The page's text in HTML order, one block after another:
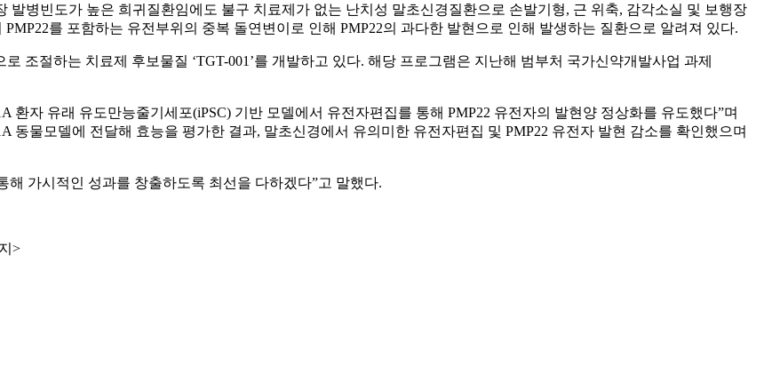
병빈도가 높은 희귀질환임에도 불구 치료제가 없는 난치성 말초신경질환으로 손발기형, 근 위축, 감각소실 및 보행장
를 포함하는 유전부위의 중복 돌연변이로 인해 PMP22의 과다한 발현으로 인해 발생하는 질환으로 알려져 있다.
조절하는 치료제 후보물질 ‘TGT-001’를 개발하고 있다. 해당 프로그램은 지난해 범부처 국가신약개발사업 과제
자 유래 유도만능줄기세포(iPSC) 기반 모델에서 유전자편집를 통해 PMP22 유전자의 발현양 정상화를 유도했다”며
동물모델에 전달해 효능을 평가한 결과, 말초신경에서 유의미한 유전자편집 및 PMP22 유전자 발현 감소를 확인했으며
가시적인 성과를 창출하도록 최선을 다하겠다”고 말했다.
>